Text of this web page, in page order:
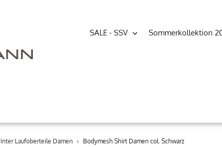
SALE - SSV Sommerkollektion
Laufoberteile Damen › Bodymesh Shirt Damen col. Schwarz